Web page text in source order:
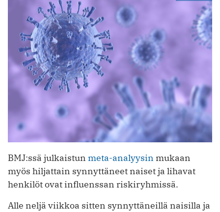
BMJ:ssä julkaistun meta-analyysin mukaan
myös hiljattain synnyttäneet naiset ja lihavat
henkilöt ovat influenssan riskiryhmissä.
Alle neljä viikkoa sitten synnyttäneillä naisilla ja